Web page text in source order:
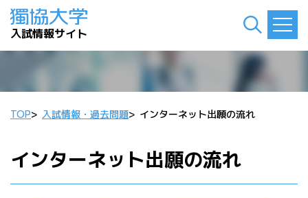
入試情報サイト
TOP> 入試情報・過去問題> インターネット出願の流れ
インターネット出願の流れ